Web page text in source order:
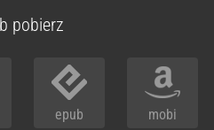
pobierz
epub mobi